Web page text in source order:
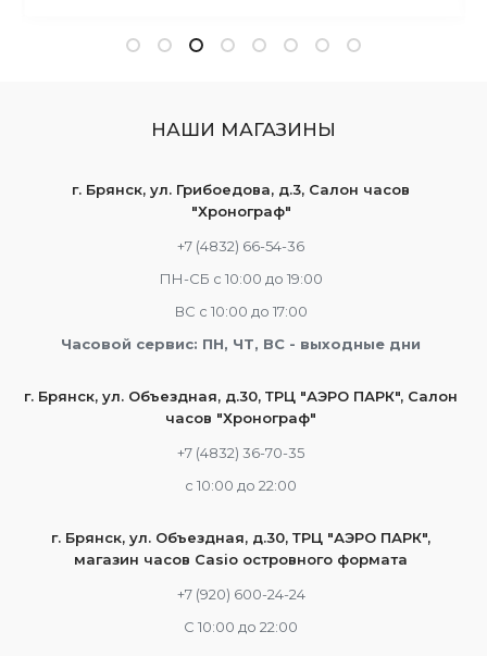
НАШИ МАГАЗИНЫ
г. Брянск, ул. Грибоедова, д.3, Салон часов
"Хронограф"
+7 (4832) 66-54-36
ПН-СБ с 10:00 до 19:00
ВС с 10:00 до 17:00
Часовой сервис: ПН, ЧТ, ВС - выходные дни
г. Брянск, ул. Объездная, д.30, ТРЦ "АЭРО ПАРК", Салон
часов "Хронограф"
+7 (4832) 36-70-35
c 10:00 до 22:00
г. Брянск, ул. Объездная, д.30, ТРЦ "АЭРО ПАРК",
магазин часов Casio островного формата
+7 (920) 600-24-24
С 10:00 до 22:00